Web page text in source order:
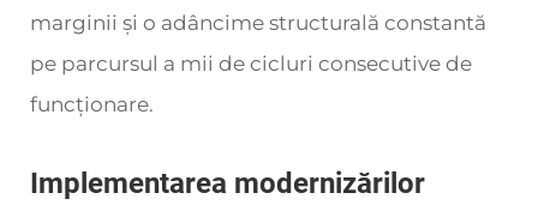
marginii și o adâncime structurală constantă
pe parcursul a mii de cicluri consecutive de
funcționare.
Implementarea modernizărilor